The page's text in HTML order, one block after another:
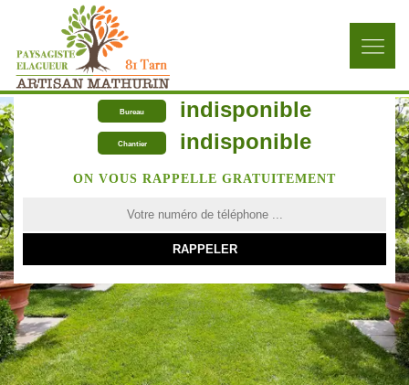
Bureau indisponible
Chantier indisponible
ON VOUS RAPPELLE GRATUITEMENT